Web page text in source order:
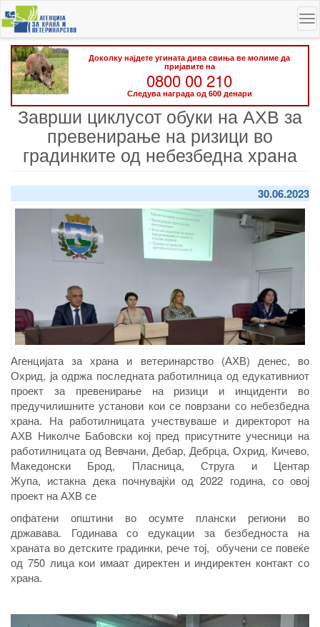
Skip
to
main
content
Доколку најдете угината дива свиња ве молиме да
пријавите на
0800 00 210
Следува награда од 600 денари
Заврши циклусот обуки на АХВ за
превенирање на ризици во
градинките од небезбедна храна
30.06.2023
Агенцијата за храна и ветеринарство (АХВ) денес, во
Охрид, ја одржа последната работилница од едукативниот
проект за превенирање на ризици и инциденти во
предучилишните установи кои се поврзани со небезбедна
храна. На работилницата учествуваше и директорот на
АХВ Николче Бабовски кој пред присутните учесници на
работилницата од Вевчани, Дебар, Дебрца, Охрид, Кичево,
Македонски Брод, Пласница, Струга и Центар
Жупа, истакна дека почнувајќи од 2022 година, со овој
проект на АХВ се
опфатени општини во осумте плански региони во
државава. Годинава со едукации за безбедноста на
храната во детските градинки, рече тој, обучени се повеќе
од 750 лица кои имаат директен и индиректен контакт со
храна.